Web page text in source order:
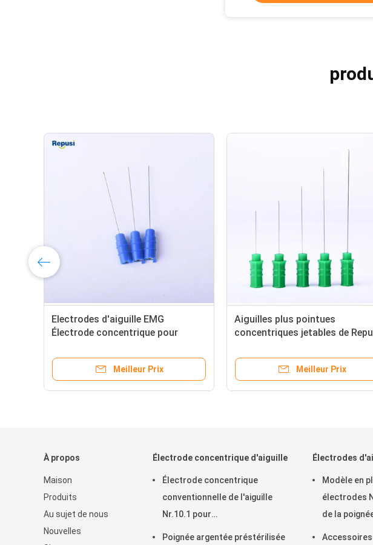
Aiguille concentrique jetable de la
nouvelle version EMG avec la
Meilleur Prix
Aiguille concentrique
couleur multi/
Meilleur
À propos
Maison
Produits
Au sujet de nous
Nouvelles
Électrode concentrique d'aiguille
Électrode concentrique
conventionnelle de l'aiguille
Nr.10.1 pour
Poignée argentée préstérilisée
Électrodes
Modèle en
électrodes
de la